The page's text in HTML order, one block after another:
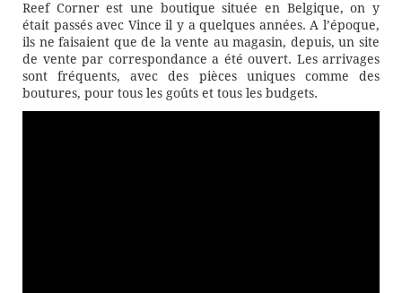
Reef Corner est une boutique située en Belgique, on y
était passés avec Vince il y a quelques années. A l’époque,
ils ne faisaient que de la vente au magasin, depuis, un site
de vente par correspondance a été ouvert. Les arrivages
sont fréquents, avec des pièces uniques comme des
boutures, pour tous les goûts et tous les budgets.